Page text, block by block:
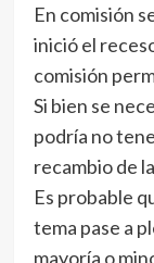
En comisión
inició el
comisión
Si bien se
podría no
recambio de
Es probable
tema pase a
mayoría o